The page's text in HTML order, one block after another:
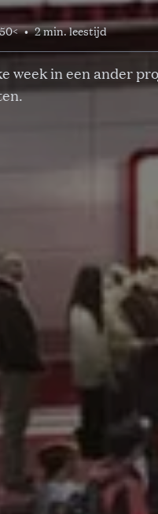
< • 2 min. leestijd
week in een ander